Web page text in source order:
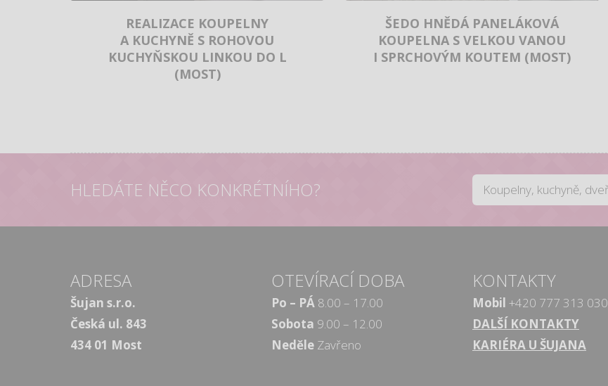
REALIZACE KOUPELNY
A KUCHYNĚ S ROHOVOU
KUCHYŇSKOU LINKOU DO L
(MOST)
ŠEDO HNĚDÁ PANELÁKOVÁ
KOUPELNA S VELKOU VANOU
I SPRCHOVÝM KOUTEM (MOST)
HLEDÁTE NĚCO KONKRÉTNÍHO?
ADRESA
Šujan s.r.o.
Česká ul. 843
434 01 Most
OTEVÍRACÍ DOBA
Po – PÁ 8.00 – 17.00
Sobota 9.00 – 12.00
Neděle Zavřeno
KONTAKTY
Mobil +420 777 313 030
DALŠÍ KONTAKTY
KARIÉRA U ŠUJANA